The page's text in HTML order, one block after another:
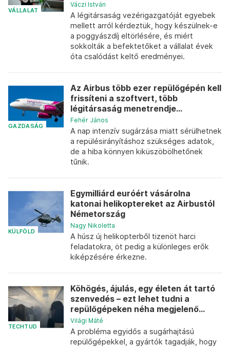
VÁLLALAT
Váczi István
A légitársaság vezérigazgatóját egyebek
mellett arról kérdeztük, hogy készülnek-e
a poggyászdíj eltörlésére, és miért
sokkolták a befektetőket a vállalat évek
óta csalódást keltő eredményei.
GAZDASÁG
Az Airbus több ezer repülőgépén kell
frissíteni a szoftvert, több
légitársaság menetrendje...
Fehér János
A nap intenzív sugárzása miatt sérülhetnek
a repülésirányításhoz szükséges adatok,
de a hiba könnyen kiküszöbölhetőnek
tűnik.
KÜLFÖLD
Egymilliárd euróért vásárolna
katonai helikoptereket az Airbustól
Németország
Nagy Nikoletta
A húsz új helikopterből tizenöt harci
feladatokra, öt pedig a különleges erők
kiképzésére érkezne.
TECHTUD
Köhögés, ájulás, egy életen át tartó
szenvedés – ezt lehet tudni a
repülőgépeken néha megjelenő...
Világi Máté
A probléma egyidős a sugárhajtású
repülőgépekkel, a gyártók tagadják, hogy